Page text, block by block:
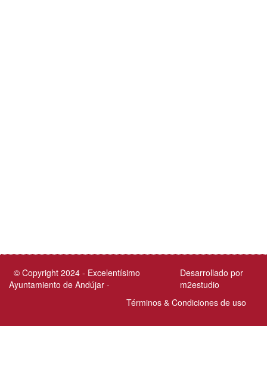
Desarrollado por
m2estudio
© Copyright 2024 - Excelentísimo
Ayuntamiento de Andújar -
Términos & Condiciones de uso